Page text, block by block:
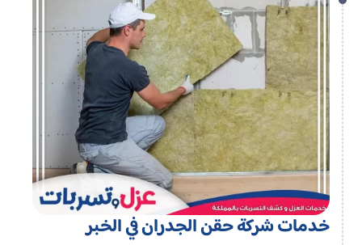
خدمات شركة حقن الجدران في الخبر